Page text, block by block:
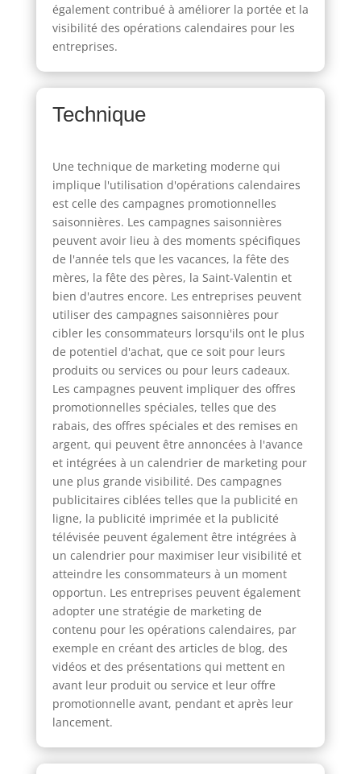
également contribué à améliorer la portée et la
visibilité des opérations calendaires pour les
entreprises.
Technique
Une technique de marketing moderne qui
implique l'utilisation d'opérations calendaires
est celle des campagnes promotionnelles
saisonnières. Les campagnes saisonnières
peuvent avoir lieu à des moments spécifiques
de l'année tels que les vacances, la fête des
mères, la fête des pères, la Saint-Valentin et
bien d'autres encore. Les entreprises peuvent
utiliser des campagnes saisonnières pour
cibler les consommateurs lorsqu'ils ont le plus
de potentiel d'achat, que ce soit pour leurs
produits ou services ou pour leurs cadeaux.
Les campagnes peuvent impliquer des offres
promotionnelles spéciales, telles que des
rabais, des offres spéciales et des remises en
argent, qui peuvent être annoncées à l'avance
et intégrées à un calendrier de marketing pour
une plus grande visibilité. Des campagnes
publicitaires ciblées telles que la publicité en
ligne, la publicité imprimée et la publicité
télévisée peuvent également être intégrées à
un calendrier pour maximiser leur visibilité et
atteindre les consommateurs à un moment
opportun. Les entreprises peuvent également
adopter une stratégie de marketing de
contenu pour les opérations calendaires, par
exemple en créant des articles de blog, des
vidéos et des présentations qui mettent en
avant leur produit ou service et leur offre
promotionnelle avant, pendant et après leur
lancement.